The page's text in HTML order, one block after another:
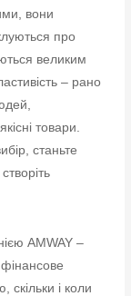
вони
про
великим
– рано
товари.
станьте
AMWAY –
і коли